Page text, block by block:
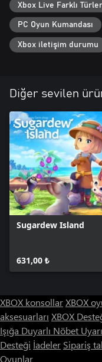
Xbox Live Farklı
PC Oyun Kumandası
Xbox iletişim durumu
Diğer sevilen
Sugardew Island
631,00 ₺
XBOX konsollarXBOX
aksesuarları XBOX
Işığa Duyarlı Nöbet
Desteği İadeler Sipariş
Oyunlar